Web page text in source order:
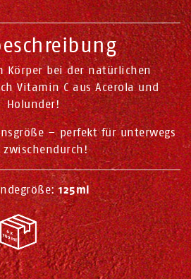
Körper bei der natürlichen
Vitamin C aus Acerola und
Holunder!
– perfekt für unterwegs
zwischendurch!
125ml